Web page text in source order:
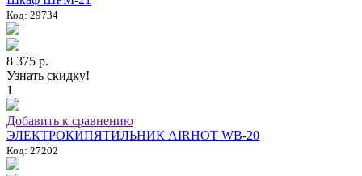
Код: 29734
8 375 р.
Узнать скидку!
1
Добавить к сравнению
ЭЛЕКТРОКИПЯТИЛЬНИК AIRHOT WB-20
Код: 27202